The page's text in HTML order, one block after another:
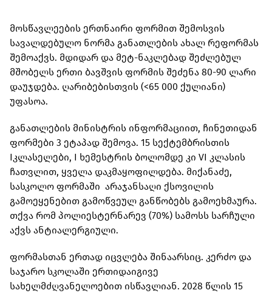
მოსწავლეების ერთნაირი ფორმით შემოსვის
სავალდებულო ნორმა განათლების ახალ რეფორმას
შემოაქვს. მდიდარ და მეტ-ნაკლებად შეძლებულ
მშობელს ერთი ბავშვის ფორმის შეძენა 80-90 ლარი
დაუჯდება. ღარიბებისთვის (<65 000 ქულიანი)
უფასოა.
განათლების მინისტრის ინფორმაციით, ჩინეთიდან
ფორმები 3 ეტაპად შემოვა. 15 სექტემბრისთის
Iკლასელები, I ხემესტრის ბოლომდე კი VI კლასის
ჩათვლით, ყველა დაკმაყოფილდება. მიქანაძე,
სასკოლო ფორმაში არაჯანსაღი ქსოვილის
გამოეყენებით გამოწვეულ განწობებს გამოეხმაურა.
თქვა რომ პოლიესტერნარევ (70%) სამოსს სარჩული
აქვს ანტიალერგიული.
ფორმასთან ერთად იცვლება შინაარსიც. კერძო და
საჯარო სკოლაში ერთიდაიგივე
სახელმძღვანელოებით ისწავლიან. 2028 წლის 15